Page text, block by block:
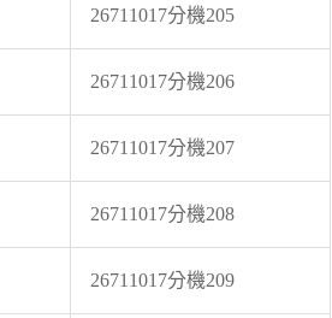
26711017分機205
26711017分機206
26711017分機207
26711017分機208
26711017分機209